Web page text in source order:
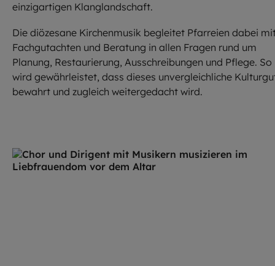
einzigartigen Klanglandschaft.
Die diözesane Kirchenmusik begleitet Pfarreien dabei
Fachgutachten und Beratung in allen Fragen rund um
Planung, Restaurierung, Ausschreibungen und Pflege. So
wird gewährleistet, dass dieses unvergleichliche
bewahrt und zugleich weitergedacht wird.